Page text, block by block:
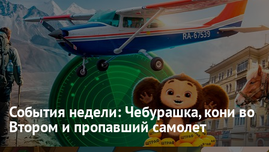
События недели: Чебурашка, кони во
Втором и пропавший самолет